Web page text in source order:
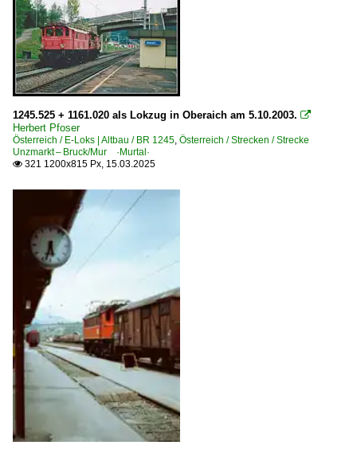
BR 1080
BR 1145
BR 1161
BR 1670
Elektrotriebzüge
BR 4041 · 6285 · BBÖ ET 10
BR 4042.01-02 · B4VS 6546 · BBÖ ET 11-12
BR 4746 ·Desiro ML·
Galerien
2008 | 150 Jahre Eisenbahnen in Tirol/Wörgl
Bahn und Menschen
Lienzer Südbahn-Tage
Region Wörgl
Güterverkehr
Gemischte Güterzüge
Museumsbahnen und Museen
1245.525 + 1161.020 als Lokzug in Oberaich am 5.10.2003. 
Herbert Pfoser
Österreich / E-Loks | Altbau / BR 1245 Österreich / Strecken / Strecke
Unzmarkt – Bruck/Mur ·Murtal·
 321 1200x815 Px, 15.03.2025